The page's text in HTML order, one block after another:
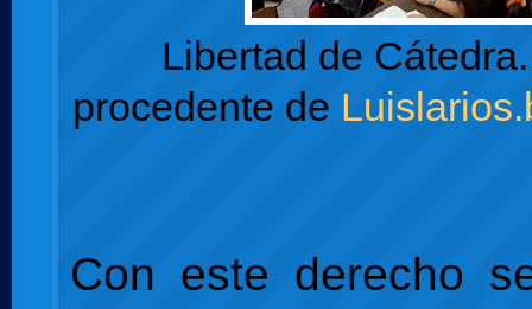
Libertad de
procedente de
Con este derecho